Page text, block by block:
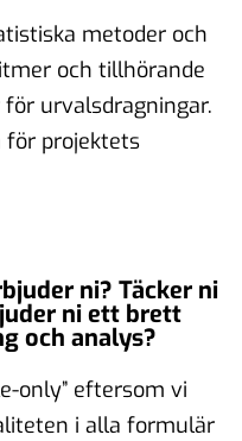
metoder och
och tillhörande
urvalsdragningar.
projektets
ni? Täcker ni
ni ett brett
och analys?
only” eftersom vi
i alla formulär